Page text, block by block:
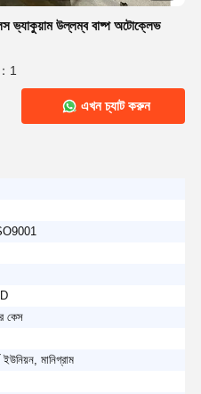
ভ্যাকুয়াম উল্লম্ব বাষ্প অটোক্লেভ
1
এখন চ্যাট করুন
কেস
ইউনিয়ন, মানিগ্রাম